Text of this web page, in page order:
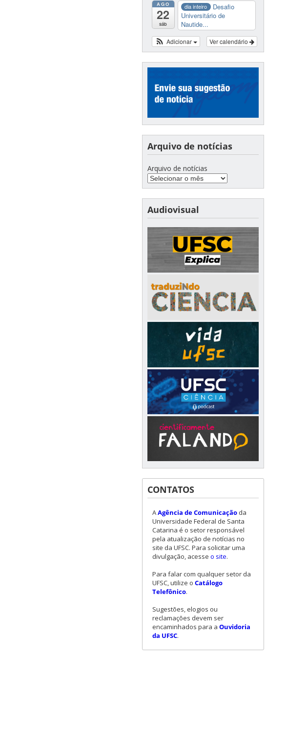
AGO
22
sáb
dia inteiro
Desafio
Universitário de
Nautide...
Ver calendário
Adicionar
Arquivo de notícias
Arquivo de notícias
Audiovisual
CONTATOS
AAgência de Comunicação da
Universidade Federal de Santa
Catarina é o setor responsável
pela atualização de notícias no
site da UFSC. Para solicitar uma
divulgação, acesse o site.
Para falar com qualquer setor da
UFSC, utilize o Catálogo
Telefônico.
Sugestões, elogios ou
reclamações devem ser
encaminhados para a Ouvidoria
da UFSC.